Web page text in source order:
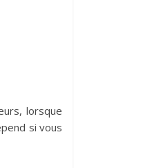
lorsque
si vous